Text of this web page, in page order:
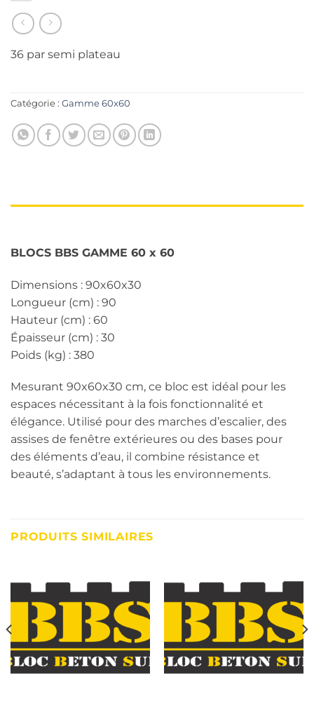
36 par semi plateau
Catégorie : Gamme 60x60
BLOCS BBS GAMME 60 x 60
Dimensions : 90x60x30
Longueur (cm) : 90
Hauteur (cm) : 60
Épaisseur (cm) : 30
Poids (kg) : 380
Mesurant 90x60x30 cm, ce bloc est idéal pour les
espaces nécessitant à la fois fonctionnalité et
élégance. Utilisé pour des marches d’escalier, des
assises de fenêtre extérieures ou des bases pour
des éléments d’eau, il combine résistance et
beauté, s’adaptant à tous les environnements.
PRODUITS SIMILAIRES